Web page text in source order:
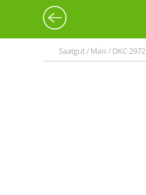
Saatgut / Mais / DKC 2972